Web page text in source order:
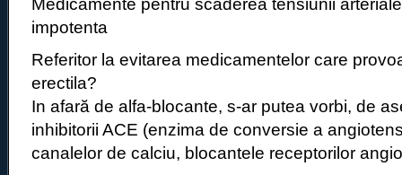
Medicamente pentru scaderea tensiunii
impotenta
Referitor la evitarea medicamentelor care
erectila?
In afară de alfa-blocante, s-ar putea vorbi, de
inhibitorii ACE (enzima de conversie a
canalelor de calciu, blocantele receptorilor